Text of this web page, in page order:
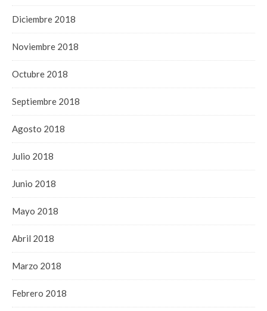
Diciembre 2018
Noviembre 2018
Octubre 2018
Septiembre 2018
Agosto 2018
Julio 2018
Junio 2018
Mayo 2018
Abril 2018
Marzo 2018
Febrero 2018